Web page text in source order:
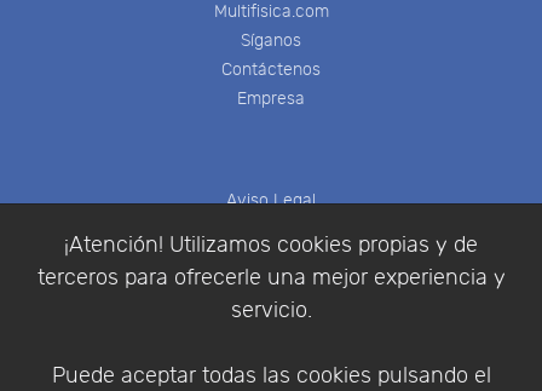
¡Atención! Utilizamos cookies propias y de
terceros para ofrecerle una mejor experiencia y
servicio.
Puede aceptar todas las cookies pulsando el
Multifisica.com
Síganos
Contáctenos
Empresa
Aviso Legal
Política de Privacidad
Condiciones de compra
Identificarse